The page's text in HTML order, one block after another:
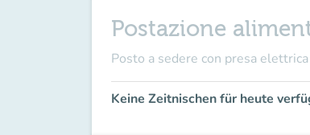
Postazione
Posto a sedere con presa
Keine Zeitnischen für heute